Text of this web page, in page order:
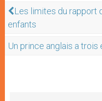
Les limites du rapport
enfants
Un prince anglais a trois